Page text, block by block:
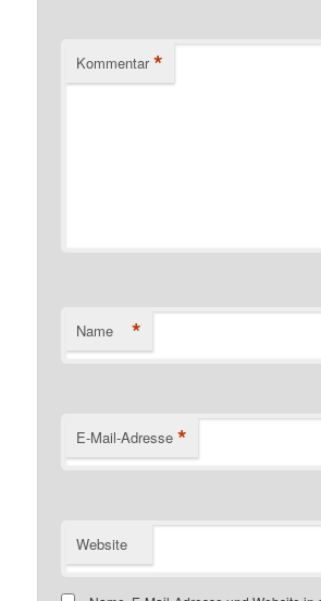
Kommentar *
Name *
E-Mail-Adresse *
Website